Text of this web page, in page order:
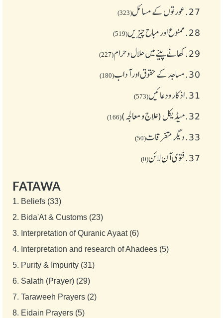
27. عورتوں کے مسائل(323)
28. ممنوع اور مباح چیز یں(519)
29. کھانے پینے میں حلال و حرام(227)
30. مساجد کے حقوق اور آداب(180)
31. اذکار ودعائیں(573)
32. میڈیکل (علاج و معالجہ)(166)
33. دیگر متفرقات(50)
37. فتوی آن لائن(0)
FATAWA
1. Beliefs (33)
2. Bida'At & Customs (23)
3. Interpretation of Quranic Ayaat (6)
4. Interpretation and research of Ahadees (5)
5. Purity & Impurity (31)
6. Salath (Prayer) (29)
7. Taraweeh Prayers (2)
8. Eidain Prayers (5)